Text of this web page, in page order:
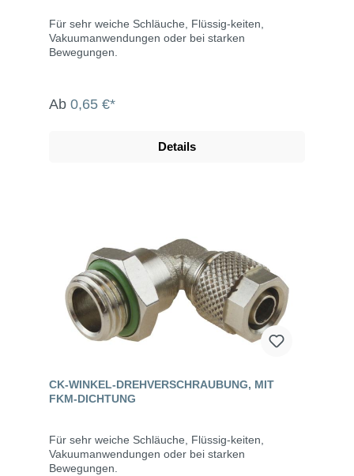
Für sehr weiche Schläuche, Flüssig-keiten,
Vakuumanwendungen oder bei starken
Bewegungen.
Ab 0,65 €*
Details
CK-WINKEL-DREHVERSCHRAUBUNG, MIT
FKM-DICHTUNG
Für sehr weiche Schläuche, Flüssig-keiten,
Vakuumanwendungen oder bei starken
Bewegungen.